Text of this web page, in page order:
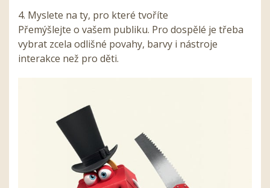
4. Myslete na ty, pro které tvoříte
Přemýšlejte o vašem publiku. Pro dospělé je třeba
vybrat zcela odlišné povahy, barvy i nástroje
interakce než pro děti.